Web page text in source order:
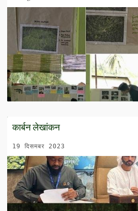
कार्बन लेखांकन
19 दिसमबर 2023